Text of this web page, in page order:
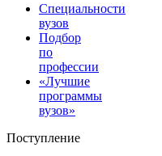
Специальности
вузов
Подбор
по
профессии
«Лучшие
программы
вузов»
Поступление